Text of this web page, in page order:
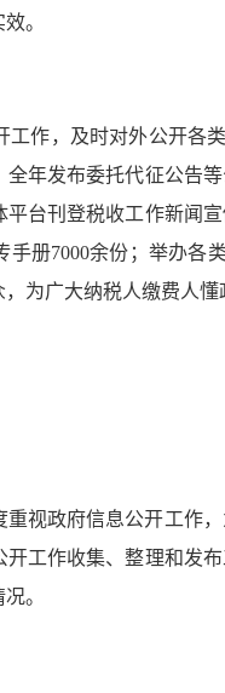
。
工作，及时对外公开
年发布委托代征公告
台刊登税收工作新闻
册7000余份；举办
为广大纳税人缴费人懂
视政府信息公开工作
工作收集、整理和发
。